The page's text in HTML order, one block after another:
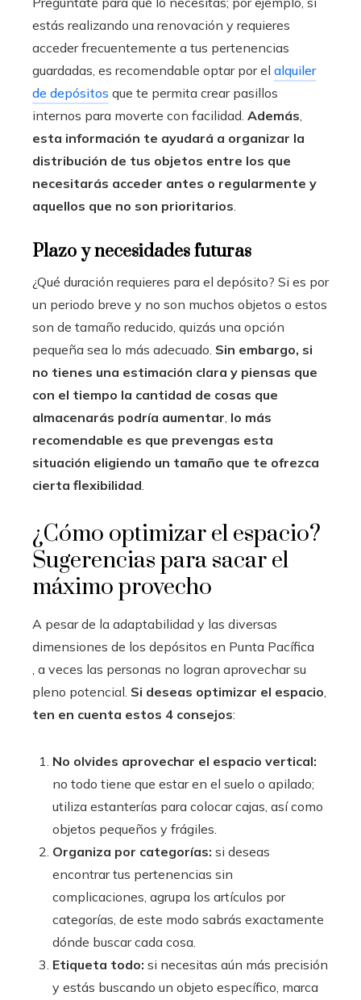
estás realizando una renovación y requieres
acceder frecuentemente a tus pertenencias
guardadas, es recomendable optar por el alquiler
de depósitos que te permita crear pasillos
internos para moverte con facilidad. Además
esta información te ayudará a organizar la
distribución de tus objetos entre los que
necesitarás acceder antes o regularmente y
aquellos que no son prioritarios
Plazo y necesidades futuras
¿Qué duración requieres para el depósito? Si es por
un periodo breve y no son muchos objetos o estos
son de tamaño reducido, quizás una opción
pequeña sea lo más adecuado. Sin embargo, si
no tienes una estimación clara y piensas que
con el tiempo la cantidad de cosas que
almacenarás podría aumentar lo más
recomendable es que prevengas esta
situación eligiendo un tamaño que te ofrezca
cierta flexibilidad
¿Cómo optimizar el espacio?
Sugerencias para sacar el
máximo provecho
A pesar de la adaptabilidad y las diversas
dimensiones de los depósitos en Punta Pacífica
, a veces las personas no logran aprovechar su
pleno potencial. Si deseas optimizar el espacio
ten en cuenta estos 4 consejos:
No olvides aprovechar el espacio vertical:
no todo tiene que estar en el suelo o apilado;
utiliza estanterías para colocar cajas, así como
objetos pequeños y frágiles.
Organiza por categorías: si deseas
encontrar tus pertenencias sin
complicaciones, agrupa los artículos por
categorías, de este modo sabrás exactamente
dónde buscar cada cosa.
Etiqueta todo: si necesitas aún más precisión
y estás buscando un objeto específico, marca